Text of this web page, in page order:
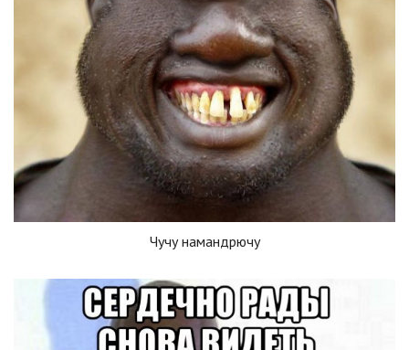
Чучу намандрючу